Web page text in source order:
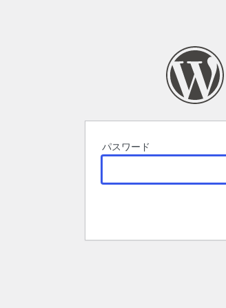
パスワード